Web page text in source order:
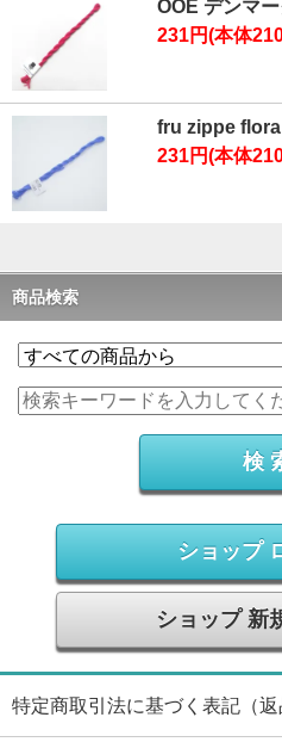
OOE デンマ
231円(本体
fru zippe
231円(本体
商品検索
ショップ
ショップ 新
特定商取引法に基づく表記（返